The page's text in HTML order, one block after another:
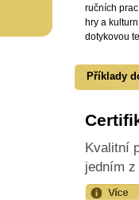
ručních
hry a
dotykovou
Příklady
Kvalitní
jedním